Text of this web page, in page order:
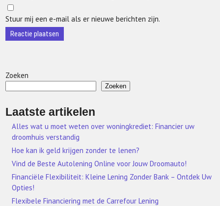
Stuur mij een e-mail als er nieuwe berichten zijn.
Zoeken
Zoeken
Laatste artikelen
Alles wat u moet weten over woningkrediet: Financier uw
droomhuis verstandig
Hoe kan ik geld krijgen zonder te lenen?
Vind de Beste Autolening Online voor Jouw Droomauto!
Financiële Flexibiliteit: Kleine Lening Zonder Bank – Ontdek Uw
Opties!
Flexibele Financiering met de Carrefour Lening